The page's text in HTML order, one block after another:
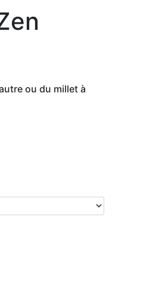
ou du millet à